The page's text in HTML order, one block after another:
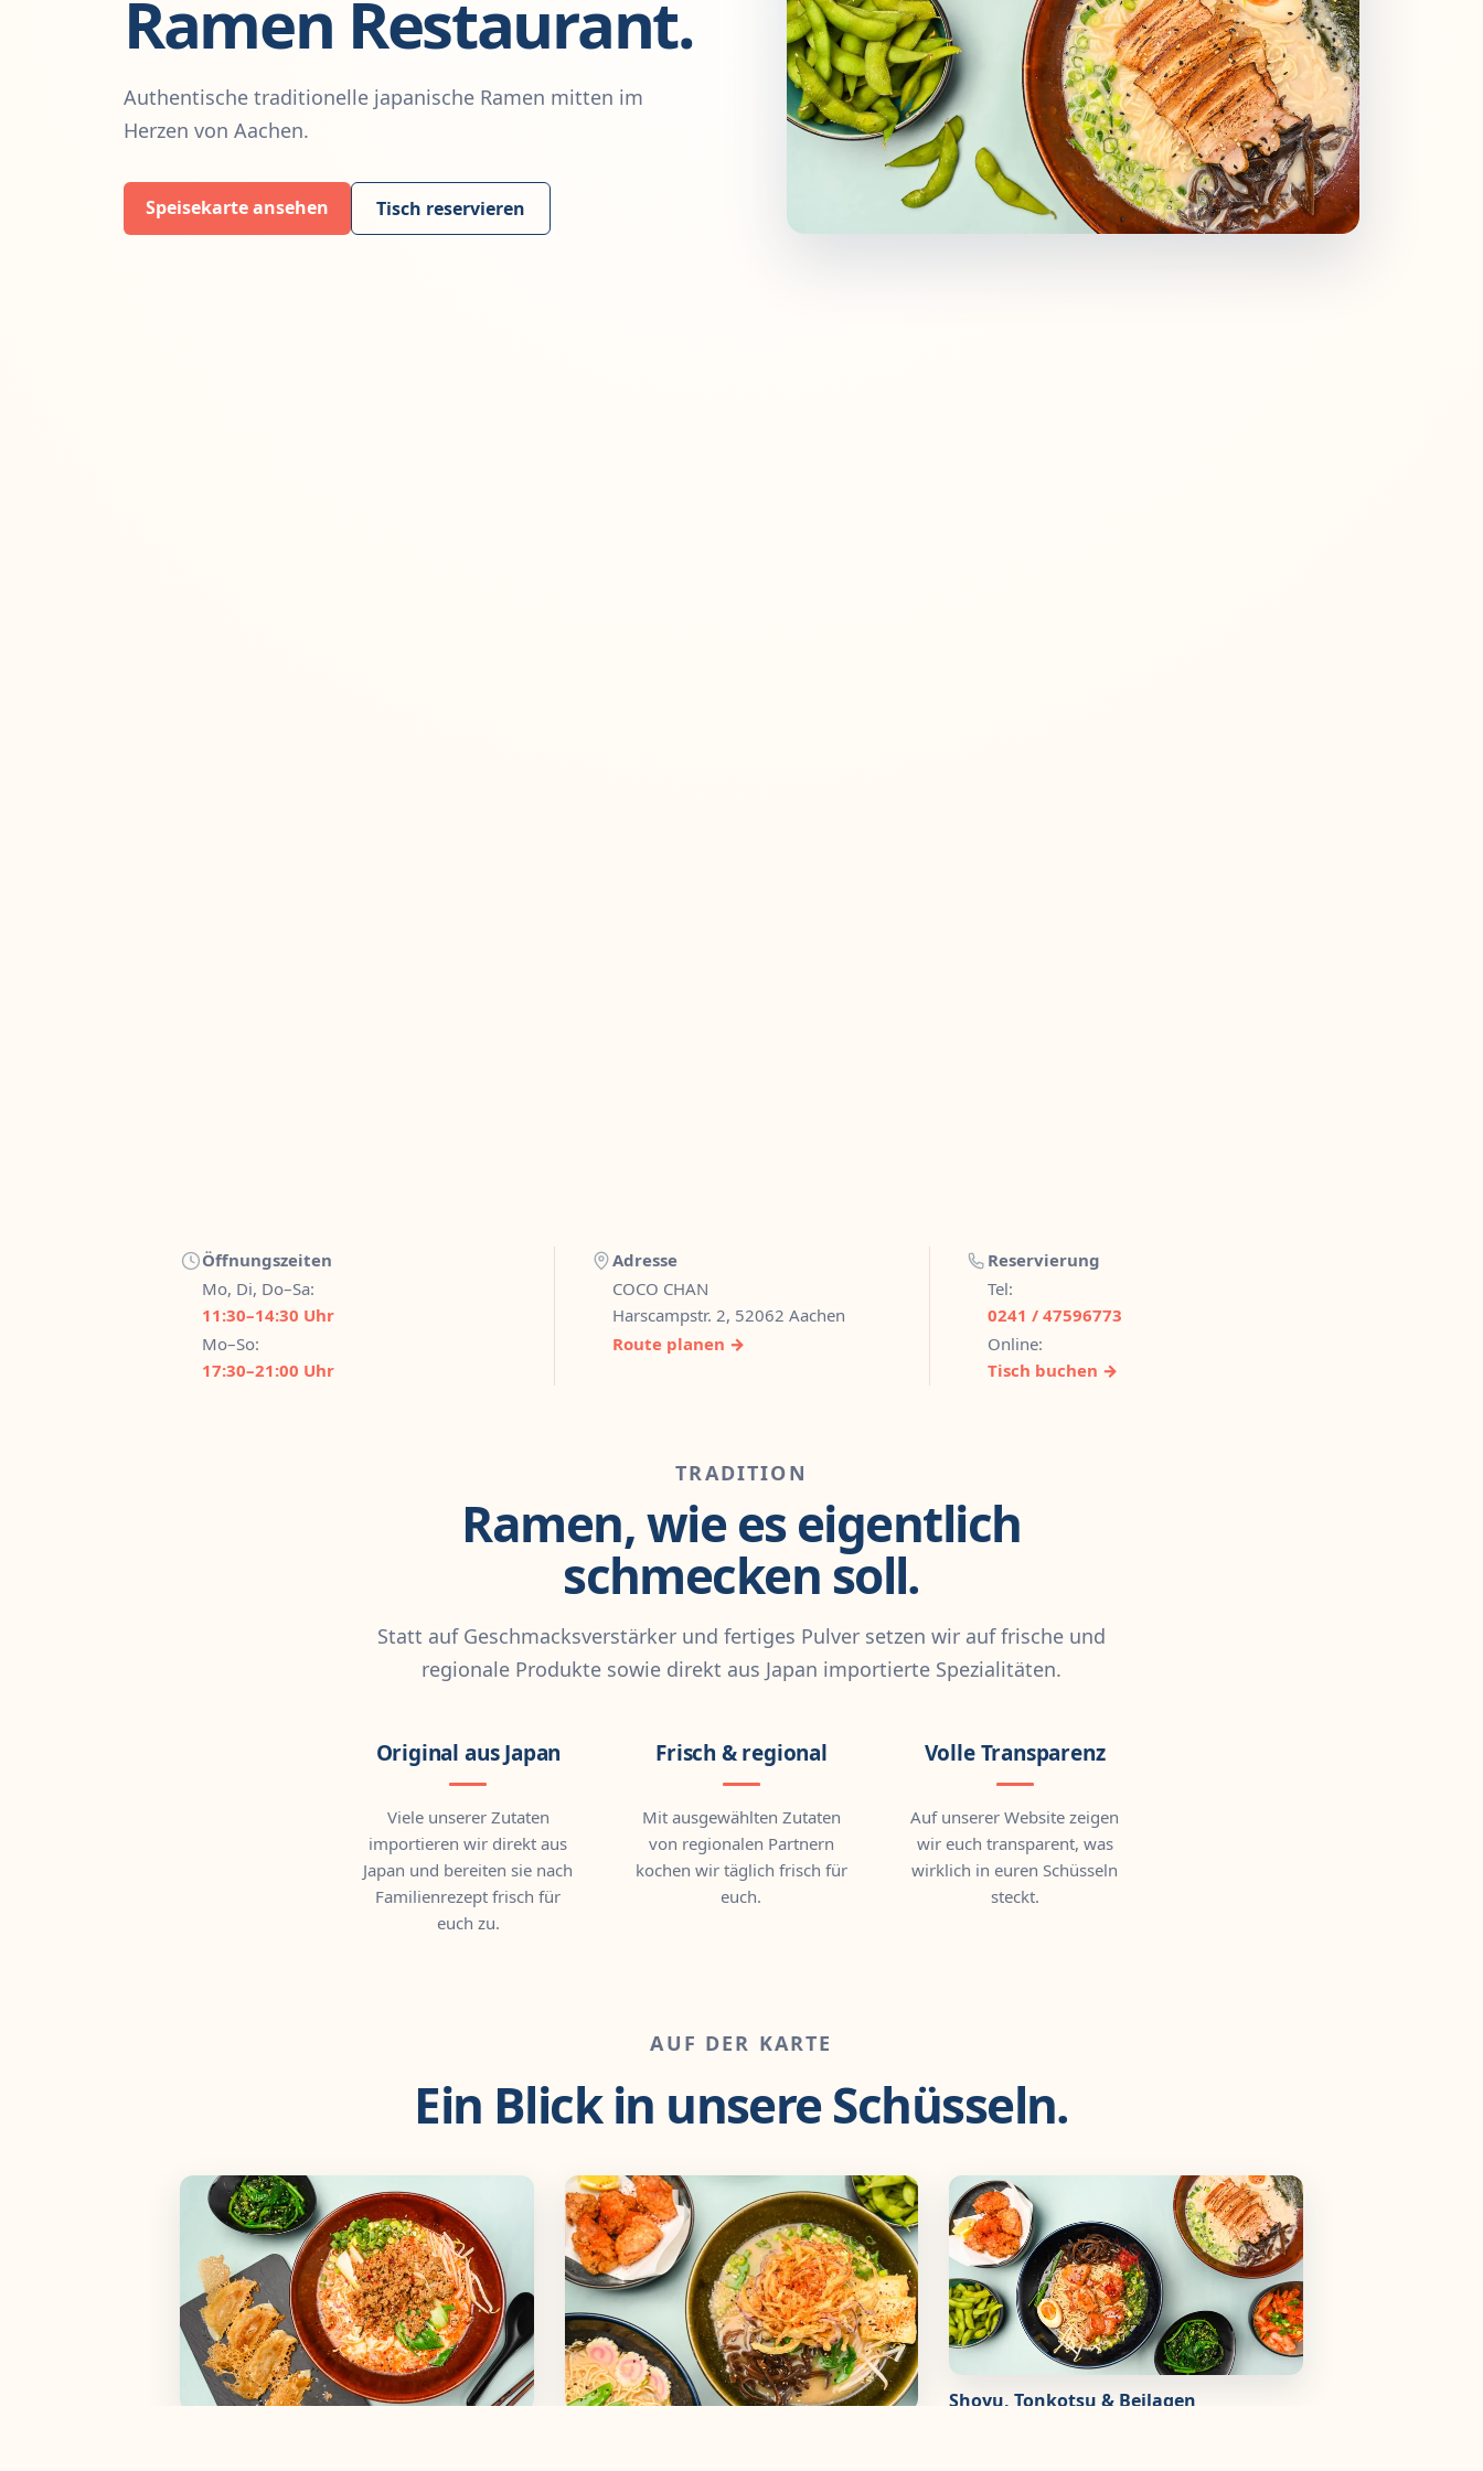
Ramen Restaurant.
Authentische traditionelle japanische Ramen mitten im
Herzen von Aachen.
Speisekarte ansehen Tisch reservieren
Öffnungszeiten
Mo, Di, Do–Sa:
11:30–14:30 Uhr
Mo–So:
17:30–21:00 Uhr
Adresse
COCO CHAN
Harscampstr. 2, 52062 Aachen
Route planen →
Reservierung
Tel:
0241 / 47596773
Online:
Tisch buchen →
TRADITION
Ramen, wie es eigentlich
schmecken soll.
Statt auf Geschmacksverstärker und fertiges Pulver setzen wir auf frische und
regionale Produkte sowie direkt aus Japan importierte Spezialitäten.
Original aus Japan
Viele unserer Zutaten
importieren wir direkt aus
Japan und bereiten sie nach
Familienrezept frisch für
euch zu.
Frisch & regional
Mit ausgewählten Zutaten
von regionalen Partnern
kochen wir täglich frisch für
euch.
Volle Transparenz
Auf unserer Website zeigen
wir euch transparent, was
wirklich in euren Schüsseln
steckt.
AUF DER KARTE
Ein Blick in unsere Schüsseln.
Shoyu, Tonkotsu & Beilagen